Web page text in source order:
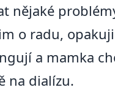
nějaké
o radu,
a mamka
na dialízu.